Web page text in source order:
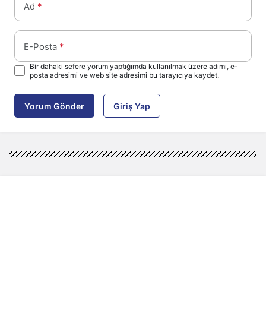
Ad *
E-Posta *
Bir dahaki sefere yorum yaptığımda kullanılmak üzere adımı, e-
posta adresimi ve web site adresimi bu tarayıcıya kaydet.
Yorum Gönder Giriş Yap